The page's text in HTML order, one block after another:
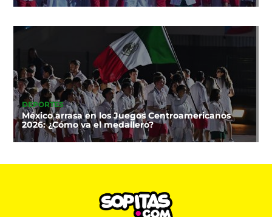
DEPORTES
México arrasa en los Juegos Centroamericanos
2026: ¿Cómo va el medallero?